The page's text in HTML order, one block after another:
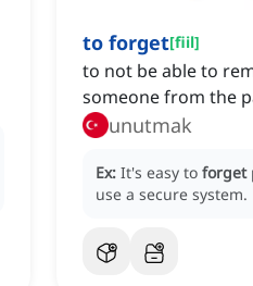
to forget[fiil]
to not be able to
someone from the
unutmak
Ex: It's easy to forget
use a secure system.